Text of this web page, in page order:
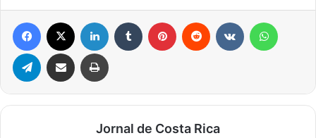
Facebook Linkedin Tumblr Pinterest Reddit
Telegram Compartilhar via e-mail Imprimir
Jornal de Costa Rica